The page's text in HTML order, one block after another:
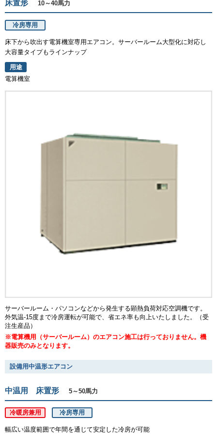
床置形 10～40馬力
冷房専用
床下から吹出す電算機室専用エアコン。サーバールーム大型化に対応し
大容量タイプもラインナップ
用途
電算機室
サーバールーム・パソコンなどから発生する顕熱負荷対応空調機です。
外気温-15度まで冷房運転が可能で、省エネ率も向上いたしました。（受
注生産品）
※電算機用（サーバールーム）のエアコン施工は行っておりません。機
器販売のみとなります。
設備用中温形エアコン
中温用 床置形 5～50馬力
冷暖房兼用 冷房専用
幅広い温度範囲で年間を通じて安定した冷房が可能